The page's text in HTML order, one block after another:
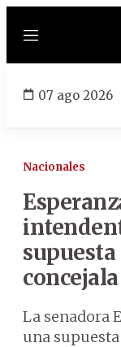
Menú
07 ago 2026
Nacionales
La senadora
una